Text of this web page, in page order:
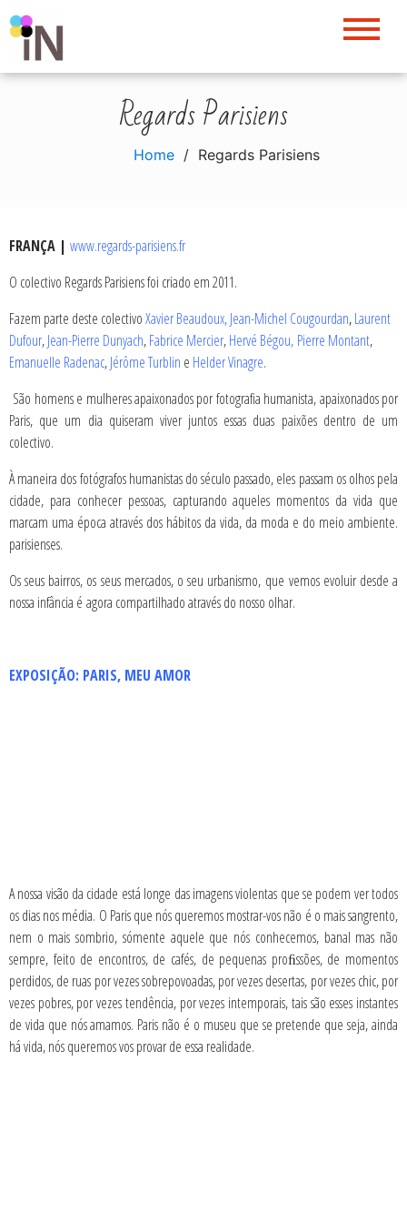
Skip
to
content
Regards Parisiens
Home Regards Parisiens
FRANÇA | www.regards-parisiens.fr
O colectivo Regards Parisiens foi criado em 2011.
Fazem parte deste colectivoXavier Beaudoux,Jean-Michel Cougourdan,Laurent
Dufour,Jean-Pierre Dunyach,Fabrice Mercier,Hervé Bégou, Pierre Montant,
Emanuelle Radenac,Jérôme Turblin e Helder Vinagre.
São homens e mulheres apaixonados por fotografia humanista, apaixonados por
Paris, que um dia quiseram viver juntos essas duas paixões dentro de um
colectivo.
À maneira dos fotógrafos humanistas do século passado, eles passam os olhos pela
cidade, para conhecer pessoas, capturando aqueles momentos da vida que
marcam uma época através dos hábitos da vida, da moda e do meio ambiente.
parisienses.
Os seus bairros, os seus mercados, o seu urbanismo, que vemos evoluir desde a
nossa infância é agora compartilhado através do nosso olhar.
EXPOSIÇÃO: PARIS, MEU AMOR
A nossa visão da cidade está longe das imagens violentas que se podem ver todos
os dias nos média. O Paris que nós queremos mostrar-vos não é o mais sangrento,
nem o mais sombrio, sómente aquele que nós conhecemos, banal mas não
sempre, feito de encontros, de cafés, de pequenas proﬁssões, de momentos
perdidos, de ruas por vezes sobrepovoadas, por vezes desertas, por vezes chic, por
vezes pobres, por vezes tendência, por vezes intemporais, tais são esses instantes
de vida que nós amamos. Paris não é o museu que se pretende que seja, ainda
há vida, nós queremos vos provar de essa realidade.